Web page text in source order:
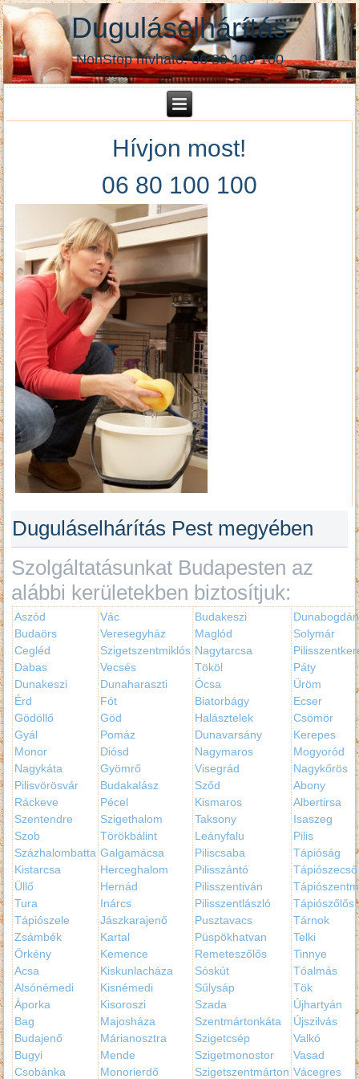
Duguláselhárítás
NonStop hívható: 06 80 100 100
Hívjon most!
06 80 100 100
Duguláselhárítás Pest megyében
Szolgáltatásunkat Budapesten az
alábbi kerületekben biztosítjuk:
Aszód
Budaörs
Cegléd
Dabas
Dunakeszi
Érd
Gödöllő
Gyál
Monor
Nagykáta
Pilisvörösvár
Ráckeve
Szentendre
Szob
Százhalombatta
Kistarcsa
Üllő
Tura
Tápiószele
Zsámbék
Örkény
Acsa
Alsónémedi
Áporka
Bag
Budajenő
Bugyi
Csobánka
Vác
Veresegyház
Szigetszentmiklós
Vecsés
Dunaharaszti
Fót
Göd
Pomáz
Diósd
Gyömrő
Budakalász
Pécel
Szigethalom
Törökbálint
Galgamácsa
Herceghalom
Hernád
Inárcs
Jászkarajenő
Kartal
Kemence
Kiskunlacháza
Kisnémedi
Kisoroszi
Majosháza
Márianosztra
Mende
Monorierdő
Budakeszi
Maglód
Nagytarcsa
Tököl
Ócsa
Biatorbágy
Halásztelek
Dunavarsány
Nagymaros
Visegrád
Sződ
Kismaros
Taksony
Leányfalu
Piliscsaba
Pilisszántó
Pilisszentiván
Pilisszentlászló
Pusztavacs
Püspökhatvan
Remeteszőlős
Sóskút
Sűlysáp
Szada
Szentmártonkáta
Szigetcsép
Szigetmonostor
Szigetszentmárton
Solymár
Páty
Üröm
Ecser
Csömör
Kerepes
Mogyoród
Nagykőrös
Abony
Albertirsa
Isaszeg
Pilis
Tápióság
Tápiószecső
Tápiószőlős
Tárnok
Telki
Tinnye
Tóalmás
Tök
Újhartyán
Újszilvás
Valkó
Vasad
Vácegres